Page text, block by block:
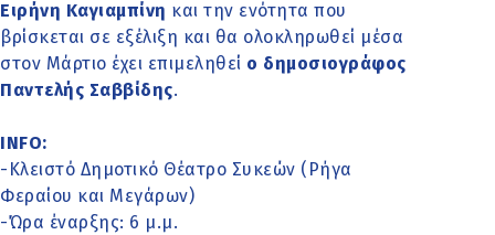
Ειρήνη Καγιαμπίνη και την ενότητα που
βρίσκεται σε εξέλιξη και θα ολοκληρωθεί μέσα
στον Μάρτιο έχει επιμεληθεί ο δημοσιογράφος
Παντελής Σαββίδης.
INFO:
-Κλειστό Δημοτικό Θέατρο Συκεών (Ρήγα
Φεραίου και Μεγάρων)
-Ώρα έναρξης: 6 μ.μ.